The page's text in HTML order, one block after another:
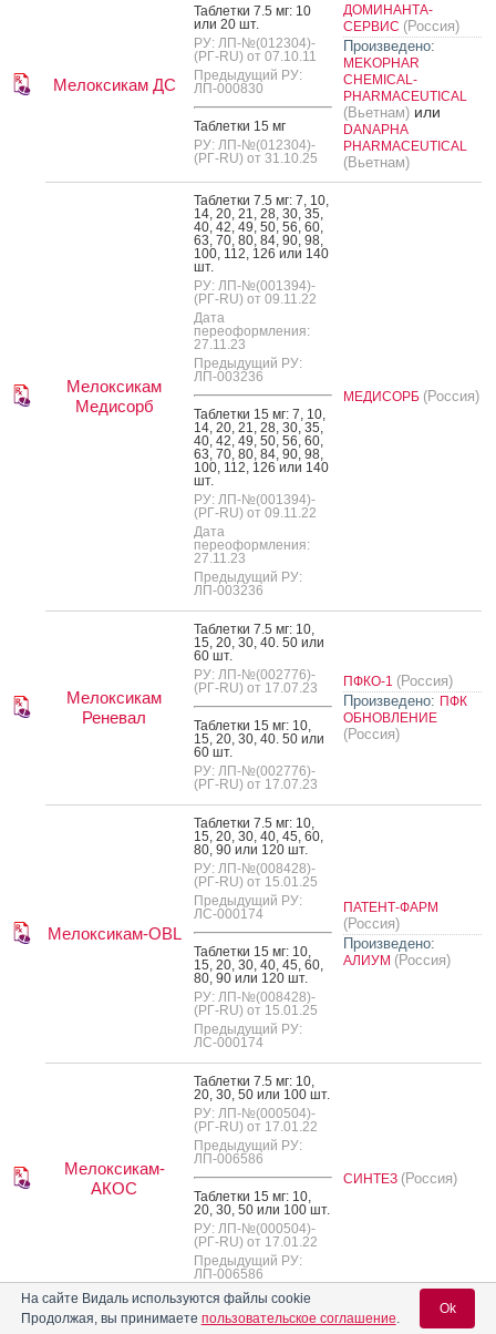
Мелоксикам ДС
Таб­летки 7.5 мг: 10
или 20 шт.
РУ: ЛП-№(012304)-
(РГ-RU) от 07.10.11
Предыдущий РУ:
ЛП-000830
Таб­летки 15 мг
РУ: ЛП-№(012304)-
(РГ-RU) от 31.10.25
ДОМИНАНТА-
СЕРВИС (Россия)
Произведено:
MEKOPHAR
CHEMICAL-
PHARMACEUTICAL
(Вьетнам) или
DANAPHA
PHARMACEUTICAL
(Вьетнам)
Мелоксикам
Медисорб
Таб­летки 7.5 мг: 7, 10,
14, 20, 21, 28, 30, 35,
40, 42, 49, 50, 56, 60,
63, 70, 80, 84, 90, 98,
100, 112, 126 или 140
шт.
РУ: ЛП-№(001394)-
(РГ-RU) от 09.11.22
Дата
переоформления:
27.11.23
Предыдущий РУ:
ЛП-003236
Таб­летки 15 мг: 7, 10,
14, 20, 21, 28, 30, 35,
40, 42, 49, 50, 56, 60,
63, 70, 80, 84, 90, 98,
100, 112, 126 или 140
шт.
РУ: ЛП-№(001394)-
(РГ-RU) от 09.11.22
Дата
переоформления:
27.11.23
Предыдущий РУ:
ЛП-003236
МЕДИСОРБ (Россия)
Мелоксикам
Реневал
Таб­летки 7.5 мг: 10,
15, 20, 30, 40. 50 или
60 шт.
РУ: ЛП-№(002776)-
(РГ-RU) от 17.07.23
Таб­летки 15 мг: 10,
15, 20, 30, 40. 50 или
60 шт.
РУ: ЛП-№(002776)-
(РГ-RU) от 17.07.23
ПФКО-1 (Россия)
Произведено: ПФК
ОБНОВЛЕНИЕ
(Россия)
Мелоксикам-OBL
Таб­летки 7.5 мг: 10,
15, 20, 30, 40, 45, 60,
80, 90 или 120 шт.
РУ: ЛП-№(008428)-
(РГ-RU) от 15.01.25
Предыдущий РУ:
ЛС-000174
Таб­летки 15 мг: 10,
15, 20, 30, 40, 45, 60,
80, 90 или 120 шт.
РУ: ЛП-№(008428)-
(РГ-RU) от 15.01.25
Предыдущий РУ:
ЛС-000174
ПАТЕНТ-ФАРМ
(Россия)
Произведено:
АЛИУМ (Россия)
Мелоксикам-
АКОС
Таб­летки 7.5 мг: 10,
20, 30, 50 или 100 шт.
РУ: ЛП-№(000504)-
(РГ-RU) от 17.01.22
Предыдущий РУ:
ЛП-006586
Таб­летки 15 мг: 10,
20, 30, 50 или 100 шт.
РУ: ЛП-№(000504)-
(РГ-RU) от 17.01.22
Предыдущий РУ:
ЛП-006586
СИНТЕЗ (Россия)
Таб­летки 7.5 мг: 20
шт.
На сайте Видаль используются файлы cookie
Продолжая, вы принимаете пользовательское соглашение.
Ok